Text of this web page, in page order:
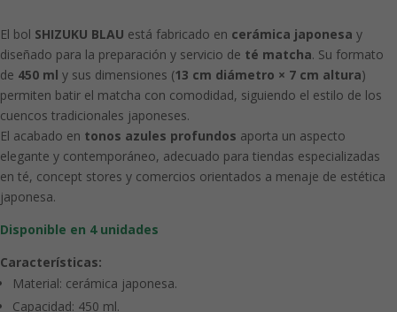
El bol SHIZUKU BLAU está fabricado en cerámica japonesa y
diseñado para la preparación y servicio de té matcha. Su formato
de 450 ml y sus dimensiones (13 cm diámetro × 7 cm altura)
permiten batir el matcha con comodidad, siguiendo el estilo de los
cuencos tradicionales japoneses.
El acabado en tonos azules profundos aporta un aspecto
elegante y contemporáneo, adecuado para tiendas especializadas
en té, concept stores y comercios orientados a menaje de estética
japonesa.
Disponible en 4 unidades
Características:
Material: cerámica japonesa.
Capacidad: 450 ml.